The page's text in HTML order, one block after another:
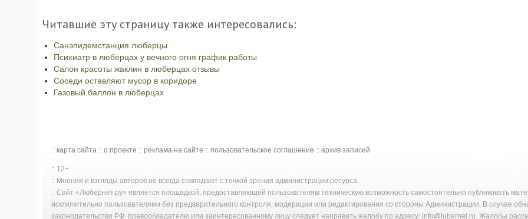
Читавшие эту страницу также интересовались:
Санэпидемстанция люберцы
Психиатр в люберцах у вечного огня график работы
Салон красоты жаклин в люберцах отзывы
Соседи оставляют мусор в коридоре
Газовый баллон в люберцах
:: карта сайта :: о проекте :: реклама на сайте :: пользовательское соглашение :: архив записей
:: 12+
:: Мнения и взгляды авторов не всегда совпадают с точкой зрения администрации ресурса.
:: Сайт «Любернет.ру» является площадкой, предоставляющей пользователям техническую возможность самостоятельно публиковать
исключительно пользователями без предварительного контроля, модерации или редактирования со стороны Администрации. В случае
законодательство РФ, правообладателю или заинтересованному лицу следует направить жалобу по адресу: info@lubernet.ru. Жалобы